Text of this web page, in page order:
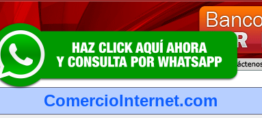
ComercioInternet.com